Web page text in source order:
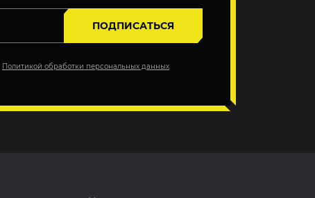
ПОДПИСАТЬСЯ
Политикой обработки персональных данных